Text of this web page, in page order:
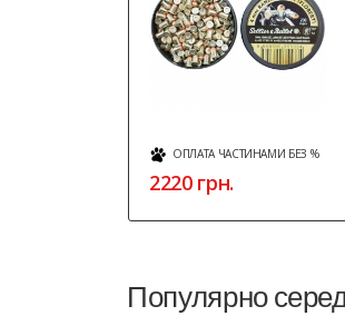
ОПЛАТА ЧАСТИНАМИ БЕЗ %
2220 грн.
Популярно серед